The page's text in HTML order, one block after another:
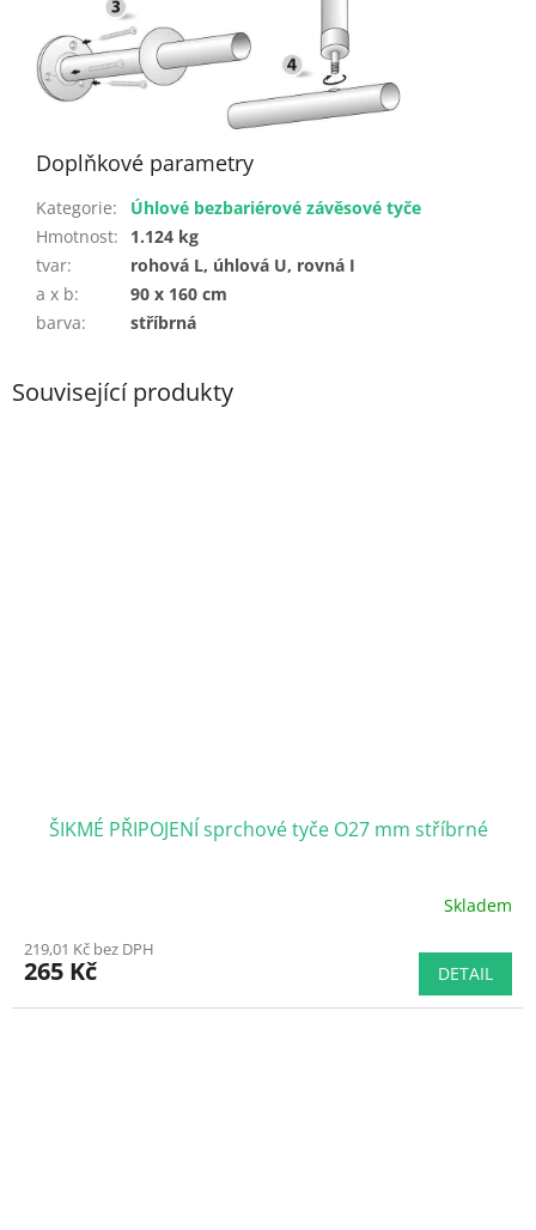
Doplňkové parametry
Kategorie:
Úhlové bezbariérové závěsové tyče
Hmotnost:
1.124 kg
tvar:
rohová L, úhlová U, rovná I
a x b:
90 x 160 cm
barva: stříbrná
Související produkty
ŠIKMÉ PŘIPOJENÍ sprchové tyče O27 mm stříbrné
Skladem
219,01 Kč bez DPH
265 Kč DETAIL